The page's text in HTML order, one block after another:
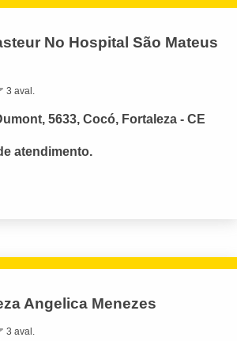
No Hospital São Mateus
3 aval.
5633, Cocó, Fortaleza - CE
atendimento.
Angelica Menezes
3 aval.